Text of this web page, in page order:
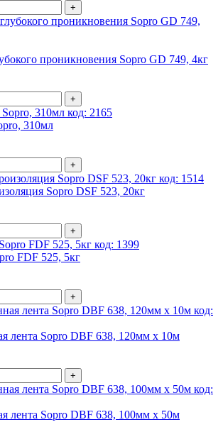
+
проникновения Sopro GD 749, 4кг
+
код: 2165
310мл
+
код: 1514
Sopro DSF 523, 20кг
+
код: 1399
FDF 525, 5кг
+
код:
лента Sopro DBF 638, 120мм x 10м
+
код:
лента Sopro DBF 638, 100мм x 50м